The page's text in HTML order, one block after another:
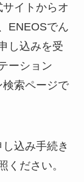
イトからオ
ENEOSでん
し込みを受
ーション
索ページで
込み手続き
ください。